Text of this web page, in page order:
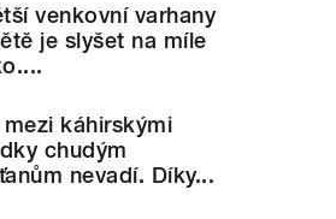
venkovní varhany
je slyšet na míle
káhirskými
chudým
nevadí. Díky...